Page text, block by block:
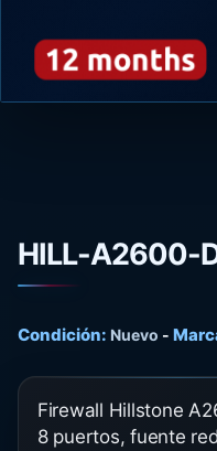
HILL-A2600-
Condición: Nuevo -
Firewall Hillstone
8 puertos, fuente